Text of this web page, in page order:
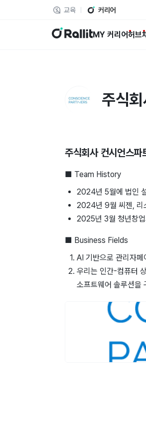
교육 커리어
랠릿 MY 커리어허브
주식
주식회사 컨시언스파
■ Team History
2024년 5월에 법인
2024년 9월 씨젠, 리
2025년 3월 청년창업
■ Business Fields
AI 기반으로 관리자
우리는 인간-컴퓨터
소프트웨어 솔루션을